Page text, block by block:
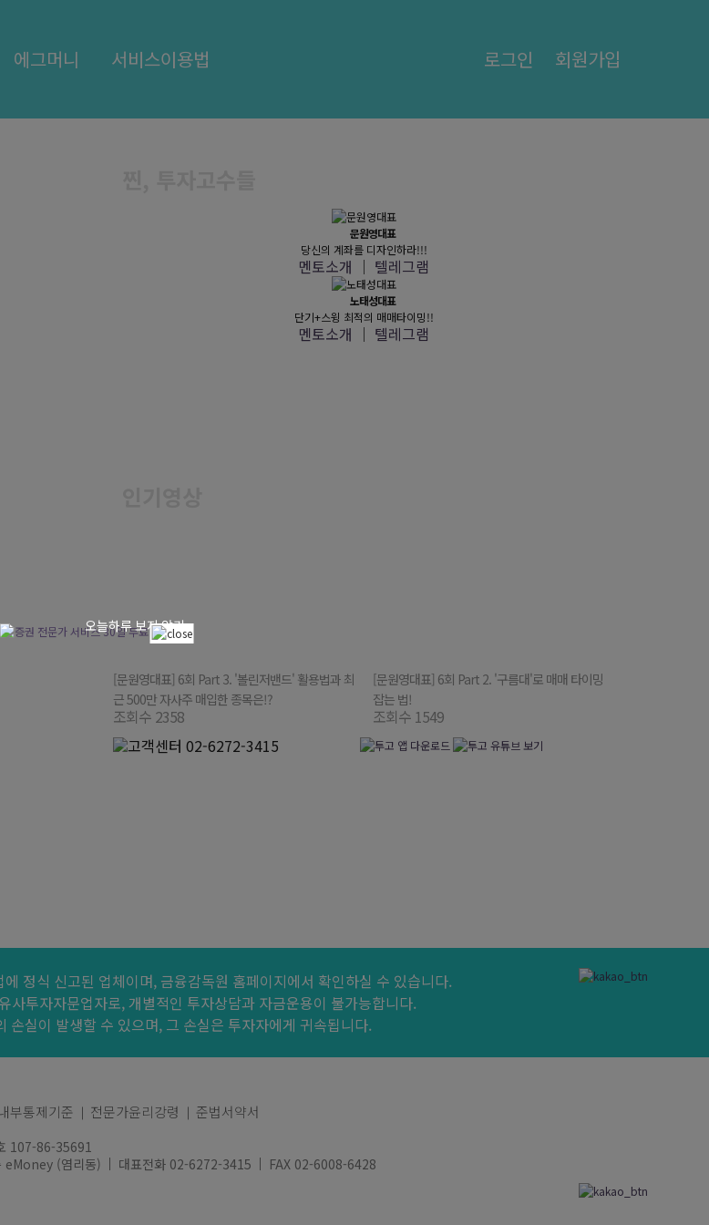
에그머니 서비스이용법 로그인 회원가입
문원영대표
당신의 계좌를 디자인하라!!!
멘토소개 │ 텔레그램
노태성대표
단기+스윙 최적의 매매타이밍!!
멘토소개 │ 텔레그램
[문원영대표] 6회 Part 3. '볼린저밴드' 활용법과 최
근 500만 자사주 매입한 종목은!?
조회수 2358
[문원영대표] 6회 Part 2. '구름대'로 매매 타이밍
잡는 법!
조회수 1549
오늘하루 보지 않기
정식 신고된 업체이며, 금융감독원 홈페이지에서 확인하실 수 있습니다.
투자자문업자로, 개별적인 투자상담과 자금운용이 불가능합니다.
실이 발생할 수 있으며, 그 손실은 투자자에게 귀속됩니다.
부통제기준 전문가윤리강령 준법서약서
107-86-35691
eMoney (염리동)
대표전화 02-6272-3415
FAX 02-6008-6428